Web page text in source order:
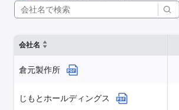
会社名
倉元製作所
じもとホールディングス